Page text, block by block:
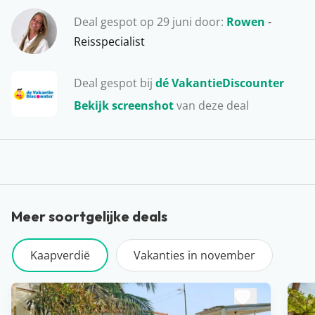
Deal gespot op 29 juni door: Rowen -
Reisspecialist
Deal gespot bij dé VakantieDiscounter
Bekijk screenshotvan deze deal
Maria. Hier hengelen de locals elke dag weer de verse
vangst uit het water. Vanuit hier wandelen jullie naar
één van de vele markten of strandtenten, ideaal!
Meer soortgelijke deals
Kaapverdië Vakanties in november